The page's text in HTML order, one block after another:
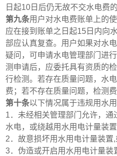
日起10 日后仍无故不交水电费
第九条用户对水电费账单上的
应在接到账单之日起15 日内向
部应认真复查。用户如果对水
疑问，可申请水电管理部门进
测申请后，应委托具有资质的
行检测。若存在质量问题，水
费；若不存在质量问题，检测
第十条以下情况属于违规用水用
1 ．未经相关管理部门允许，
水电，或绕越用水用电计量装置
2 ．故意损坏用水用电计量装置,
3．伪造或开启用水用电计量装